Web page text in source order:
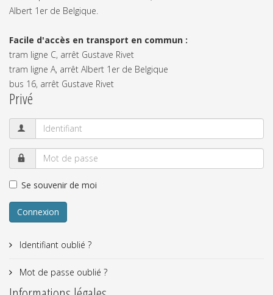
Formulaire de contact
A deux pas de la Caserne de Bonne, au tout début de l'avenue
Albert 1er de Belgique.
Facile d'accès en transport en commun :
tram ligne C, arrêt Gustave Rivet
bus 16, arrêt Gustave Rivet
Privé
Identifiant oublié ?